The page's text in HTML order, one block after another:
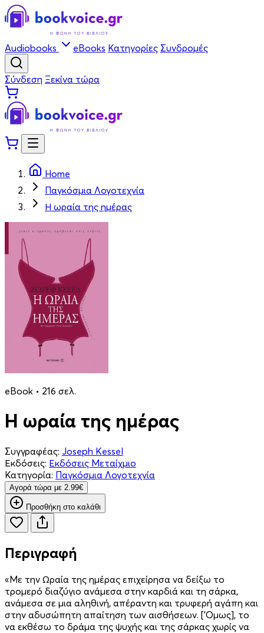
Audiobooks eBooks Κατηγορίες Συνδρομές
Σύνδεση Ξεκίνα τώρα
Home
Παγκόσμια Λογοτεχνία
Η ωραία της ημέρας
eBook • 216 σελ.
Η ωραία της ημέρας
Συγγραφέας: Joseph Kessel
Εκδόσεις: Εκδόσεις Μεταίχμιο
Κατηγορία: Παγκόσμια Λογοτεχνία
Aγορά τώρα με 2.99€
Προσθήκη στο καλάθι
Περιγραφή
«Με την Ωραία της ημέρας επιχείρησα να δείξω το
τρομερό διαζύγιο ανάμεσα στην καρδιά και τη σάρκα,
ανάμεσα σε μια αληθινή, απέραντη και τρυφερή αγάπη και
στην αδυσώπητη απαίτηση των αισθήσεων. ['Ομως], το
να εκθέσω το δράμα της ψυχής και της σάρκας χωρίς να